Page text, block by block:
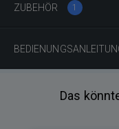
ZUBEHÖR 1
Das